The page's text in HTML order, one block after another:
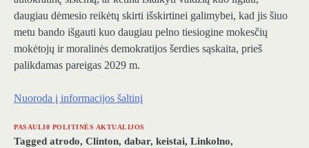
daugiau dėmesio reikėtų skirti išskirtinei galimybei, kad jis šiuo
metu bando išgauti kuo daugiau pelno tiesiogine mokesčių
mokėtojų ir moralinės demokratijos šerdies sąskaita, prieš
palikdamas pareigas 2029 m.
Nuoroda į informacijos šaltinį
PASAULI0 POLITINĖS AKTUALIJOS
Tagged atrodo, Clinton, dabar, keistai, Linkolno,